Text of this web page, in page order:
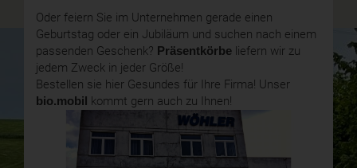
Oder feiern Sie im Unternehmen gerade einen
Geburtstag oder ein Jubiläum und suchen nach einem
passenden Geschenk? Präsentkörbe liefern wir zu
jedem Zweck in jeder Größe!
Bestellen sie hier Gesundes für Ihre Firma! Unser
bio.mobil kommt gern auch zu Ihnen!